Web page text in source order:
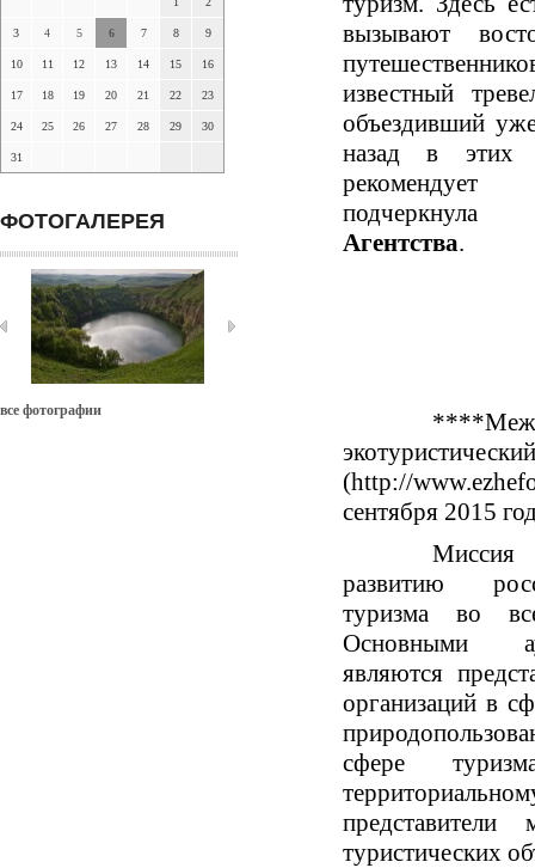
3 4 5 6 7 8 9
10 11 12 13 14 15 16
17 18 19 20 21 22 23
24 25 26 27 28 29 30
31
ФОТОГАЛЕРЕЯ
все фотографии
вызывают
известный
объездивший
назад в
Агентства.
(http://
сентября 2015
Миссия
развитию
туризма во
Основными
являются
организаций в
сфере
туристических